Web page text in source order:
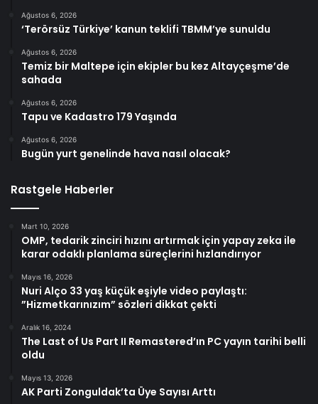
Ağustos 6, 2026
‘Terörsüz Türkiye’ kanun teklifi TBMM’ye sunuldu
Ağustos 6, 2026
Temiz bir Maltepe için ekipler bu kez Altayçeşme’de
sahada
Ağustos 6, 2026
Tapu ve Kadastro 179 Yaşında
Ağustos 6, 2026
Bugün yurt genelinde hava nasıl olacak?
Rastgele Haberler
Mart 10, 2026
OMP, tedarik zinciri hızını artırmak için yapay zeka ile
karar odaklı planlama süreçlerini hızlandırıyor
Mayıs 16, 2026
Nuri Alço 33 yaş küçük eşiyle video paylaştı:
”Hizmetkarınızım” sözleri dikkat çekti
Aralık 16, 2024
The Last of Us Part II Remastered’ın PC yayın tarihi belli
oldu
Mayıs 13, 2026
AK Parti Zonguldak’ta Üye Sayısı Arttı